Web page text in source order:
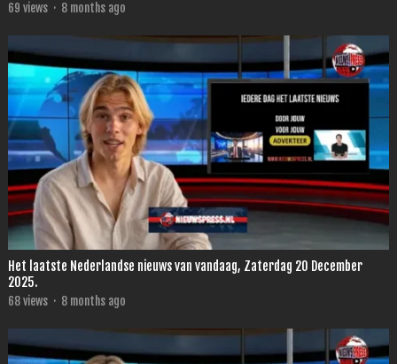
69 views · 8 months ago
Het laatste Nederlandse nieuws van vandaag, Zaterdag 20 December
2025.
68views · 8 months ago